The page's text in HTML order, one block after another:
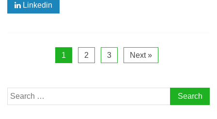
Linkedin
1 2 3 Next »
Search
for: